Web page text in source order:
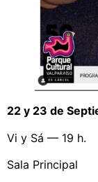
22 y 23 de
Vi y Sá — 19 h.
Sala Principal